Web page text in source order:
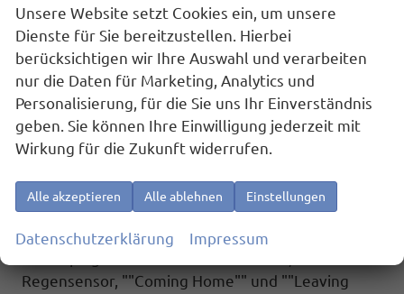
/ Allwetterreifen), 3-Zonen Klimaanlage ""Air Care
Climatronic"" mit Bedienteil im Fahrgastraum,
IQ.Light - LED-Matrix-Scheinwerfer mit LED-
Tagfahrlicht, Fenster ab B-Säule abgedunkelt,
Spurhalteassistent ""Lane Assist"",
Spurwechselassistent ""Side Assist"" inkl. ""Blind
Spot Detection"" (Totwinkelerkennung im Spiegel),
100.000 km.
Komfort und Funktion : Fernlichtregulierung
""Dynamic Light Assist"", LED-Rückleuchten,
Regensensor, ""Coming Home"" und ""Leaving
Unsere Website setzt Cookies ein, um unsere
Dienste für Sie bereitzustellen. Hierbei
berücksichtigen wir Ihre Auswahl und verarbeiten
nur die Daten für Marketing, Analytics und
Personalisierung, für die Sie uns Ihr Einverständnis
geben. Sie können Ihre Einwilligung jederzeit mit
Wirkung für die Zukunft widerrufen.
Alle akzeptieren Alle ablehnen Einstellungen
Datenschutzerklärung Impressum